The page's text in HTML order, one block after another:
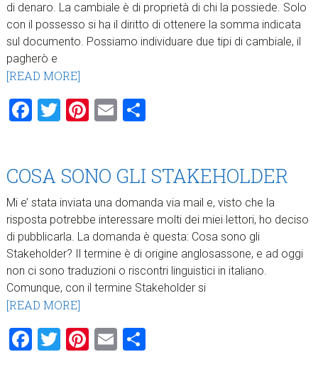
di denaro. La cambiale è di proprietà di chi la possiede. Solo
con il possesso si ha il diritto di ottenere la somma indicata
sul documento. Possiamo individuare due tipi di cambiale, il
pagherò e
[READ MORE]
Facebook
Twitter
Pinterest
EmailCondividi
COSA SONO GLI STAKEHOLDER
Mi e’ stata inviata una domanda via mail e, visto che la
risposta potrebbe interessare molti dei miei lettori, ho deciso
di pubblicarla. La domanda è questa: Cosa sono gli
Stakeholder? Il termine è di origine anglosassone, e ad oggi
non ci sono traduzioni o riscontri linguistici in italiano.
Comunque, con il termine Stakeholder si
[READ MORE]
Facebook
Twitter
Pinterest
EmailCondividi